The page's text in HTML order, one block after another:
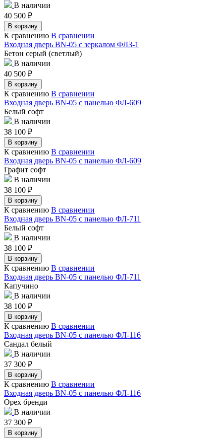
В наличии
40 500 ₽
В корзину
К сравнению В сравнении
Входная дверь BN-05 с зеркалом ФЛЗ-1
Бетон серый (светлый)
В наличии
40 500 ₽
В корзину
К сравнению В сравнении
Входная дверь BN-05 с панелью ФЛ-609
Белый софт
В наличии
38 100 ₽
В корзину
К сравнению В сравнении
Входная дверь BN-05 с панелью ФЛ-609
Графит софт
В наличии
38 100 ₽
В корзину
К сравнению В сравнении
Входная дверь BN-05 с панелью ФЛ-711
Белый софт
В наличии
38 100 ₽
В корзину
К сравнению В сравнении
Входная дверь BN-05 с панелью ФЛ-711
Капучино
В наличии
38 100 ₽
В корзину
К сравнению В сравнении
Входная дверь BN-05 с панелью ФЛ-116
Сандал белый
В наличии
37 300 ₽
В корзину
К сравнению В сравнении
Входная дверь BN-05 с панелью ФЛ-116
Орех бренди
В наличии
37 300 ₽
В корзину